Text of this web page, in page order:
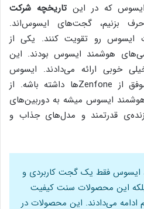
ایسوس که در اینتاریخچه شرکت
بزنیم، گجت‌های ایسوس‌اند.
ایسوس رو تقویت کنند. یکی از
هوشمند ایسوس بودند. این
خوبی ارائه می‌دادند. ایسوس
تونست یک عرضه‌ی خیلی موفق از Zenfoneها داشته باشه. از
ایسوس میشه به دوربین‌های
قدرتمند و مدل‌های جذاب و
فقط یک گجت کاربردی و
بلکه این محصولات سنت کیفیت
می‌دادند. این محصولات در